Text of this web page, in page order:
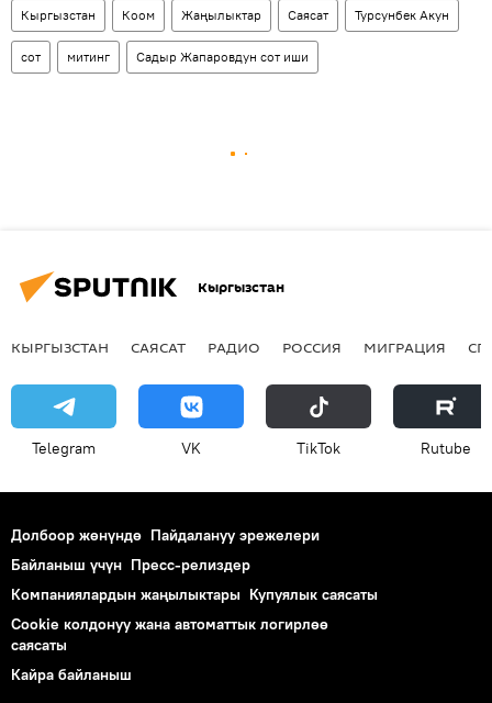
Кыргызстан Коом Жаңылыктар Саясат Турсунбек Акун
сот митинг Садыр Жапаровдун сот иши
Кыргызстан
КЫРГЫЗСТАН САЯСАТ РАДИО РОССИЯ МИГРАЦИЯ
Telegram VK ТikТоk Rutube
Долбоор жөнүндө Пайдалануу эрежелери
Байланыш үчүн Пресс-релиздер
Компаниялардын жаңылыктары Купуялык саясаты
Cookie колдонуу жана автоматтык логирлөө
саясаты
Кайра байланыш